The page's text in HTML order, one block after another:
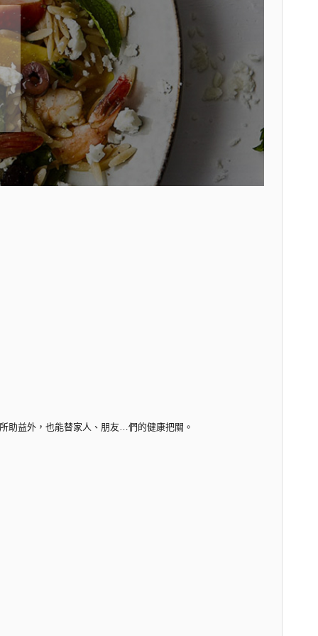
助益外，也能替家人、朋友…們的健康把關。